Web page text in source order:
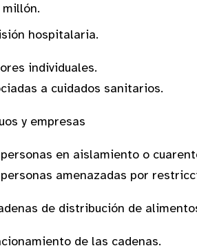
asociadas a cuidados
y empresas
personas en aislamiento o
amenazadas por
cadenas de distribución de
de las cadenas.